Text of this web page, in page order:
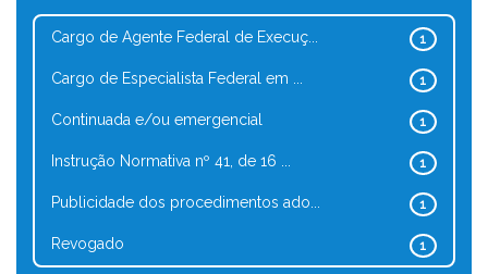
1
Cargo de Agente Federal de Execuç...
1
Cargo de Especialista Federal em ...
1
Continuada e/ou emergencial
1
Instrução Normativa nº 41, de 16 ...
1
Publicidade dos procedimentos ado...
1
Revogado